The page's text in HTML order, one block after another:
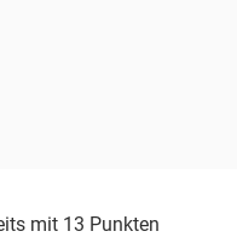
mit 13 Punkten